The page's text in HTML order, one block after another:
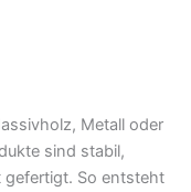
Metall oder
sind stabil,
gefertigt. So entsteht